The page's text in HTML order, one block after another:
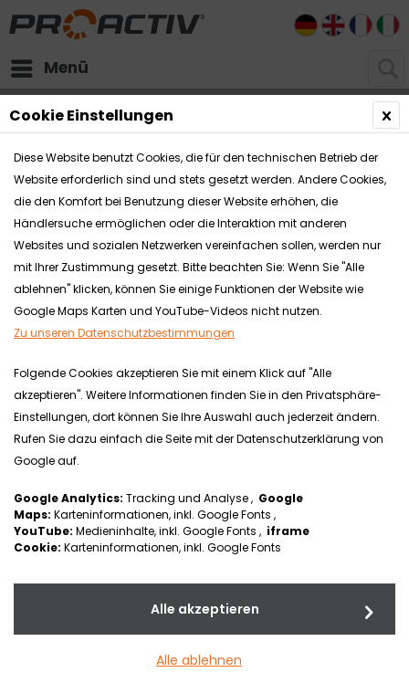
Menü
DE EN FR
Händlerbereich
Reha-Technik Workshops
Grundlagen-Workshop
Zielgruppe
Mit diesem Workshop richten wir uns an
Produktberater, Therapeuten, Kostenträger
ACTIV Produktpalette einsteigen und sich ein
wertvolles Grundlagenwissen im Bereich der
Hilfsmittelversorgung aneignen möchten.
Ziel des Workshops
Ziel ist es, dem Kunden als kompetenter
Ansprechpartner in der Produktberatung und -
ausmessung von PRO ACTIV Produkten zur
Verfügung zu stehen.
Cookie Einstellungen
Diese Website benutzt Cookies, die für den technischen Betrieb der
Website erforderlich sind und stets gesetzt werden. Andere Cookies,
die den Komfort bei Benutzung dieser Website erhöhen, die
Händlersuche ermöglichen oder die Interaktion mit anderen
Websites und sozialen Netzwerken vereinfachen sollen, werden nur
mit Ihrer Zustimmung gesetzt. Bitte beachten Sie: Wenn Sie "Alle
ablehnen" klicken, können Sie einige Funktionen der Website wie
Google Maps Karten und YouTube-Videos nicht nutzen.
Zu unseren Datenschutzbestimmungen
Folgende Cookies akzeptieren Sie mit einem Klick auf "Alle
akzeptieren". Weitere Informationen finden Sie in den Privatsphäre-
Einstellungen, dort können Sie Ihre Auswahl auch jederzeit ändern.
Rufen Sie dazu einfach die Seite mit der Datenschutzerklärung von
Google auf.
Google Analytics: Tracking und Analyse , Google
Maps: Karteninformationen, inkl. Google Fonts ,
YouTube: Medieninhalte, inkl. Google Fonts , iframe
Cookie: Karteninformationen, inkl. Google Fonts
Alle ablehnen
Alle akzeptieren